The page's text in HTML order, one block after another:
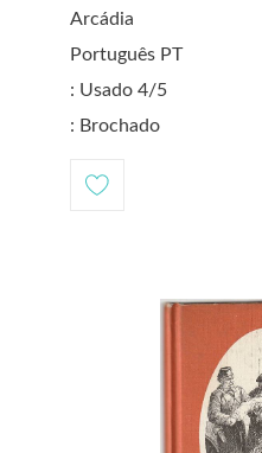
Arcádia
Português PT
: Usado 4/5
: Brochado